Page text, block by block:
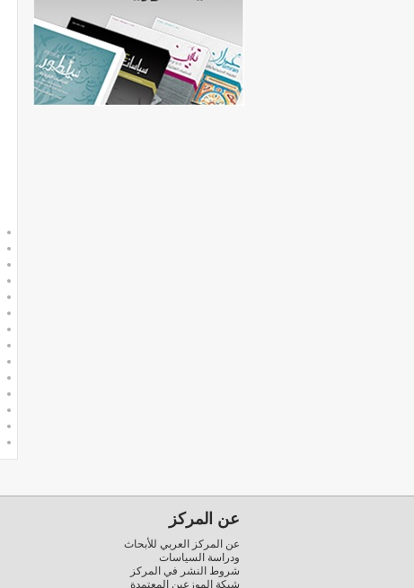
عن المركز
عن المركز العربي للأبحاث
ودراسة السياسات
شروط النشر في المركز
شبكة الموزعين المعتمدة